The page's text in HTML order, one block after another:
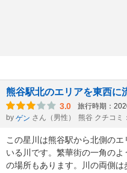
熊谷駅北のエリアを東西に
3.0 旅行時期：
by ゲン さん（男性） 熊谷 クチコミ
この星川は熊谷駅から北側の
いる川です。繁華街の一角の
の場所もあります。川の両側は